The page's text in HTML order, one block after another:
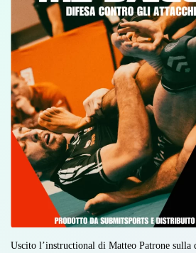
Uscito l’instructional di Matteo Patrone sulla